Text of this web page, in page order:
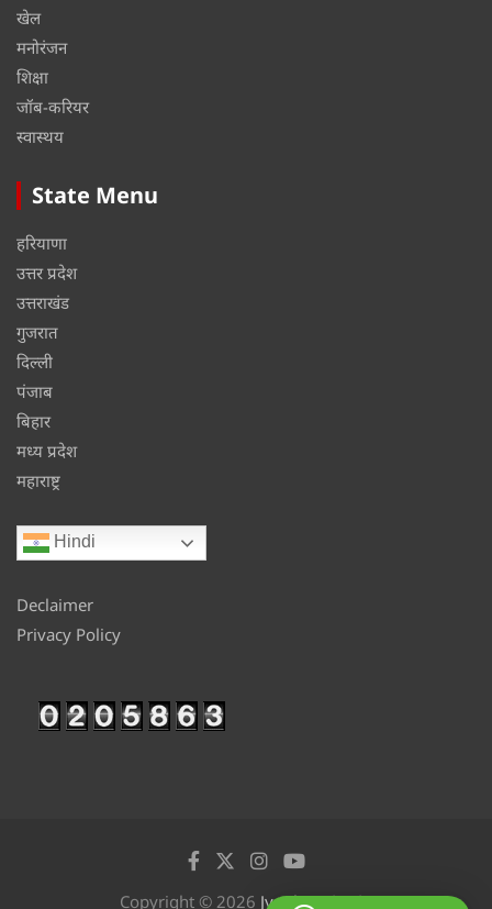
खेल
मनोरंजन
शिक्षा
जॉब-करियर
स्वास्थय
State Menu
हरियाणा
उत्तर प्रदेश
उत्तराखंड
गुजरात
दिल्ली
पंजाब
बिहार
मध्य प्रदेश
महाराष्ट्र
Hindi
Declaimer
Privacy Policy
Copyright © 2026 Jyotikan